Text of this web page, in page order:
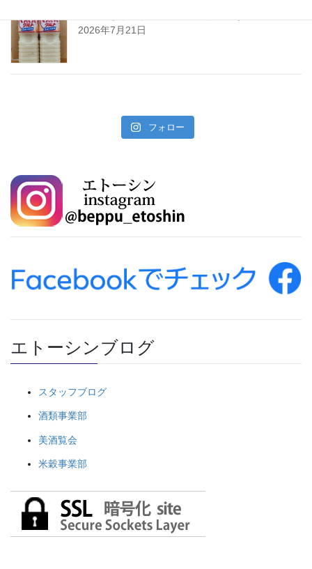
2026年7月21日
フォロー
エトーシンブログ
スタッフブログ
酒類事業部
美酒覧会
米穀事業部